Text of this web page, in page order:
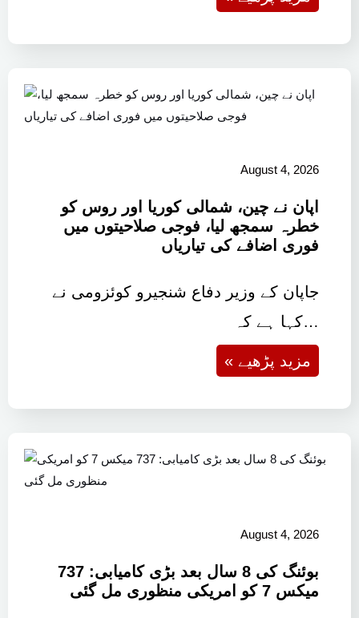
August 4, 2026
اپان نے چین، شمالی کوریا اور روس کو
خطرہ سمجھ لیا، فوجی صلاحیتوں میں
فوری اضافے کی تیاریاں
جاپان کے وزیر دفاع شنجیرو کوئزومی نے
کہا ہے کہ…
« مزید پڑھیے
August 4, 2026
بوئنگ کی 8 سال بعد بڑی کامیابی: 737
میکس 7 کو امریکی منظوری مل گئی